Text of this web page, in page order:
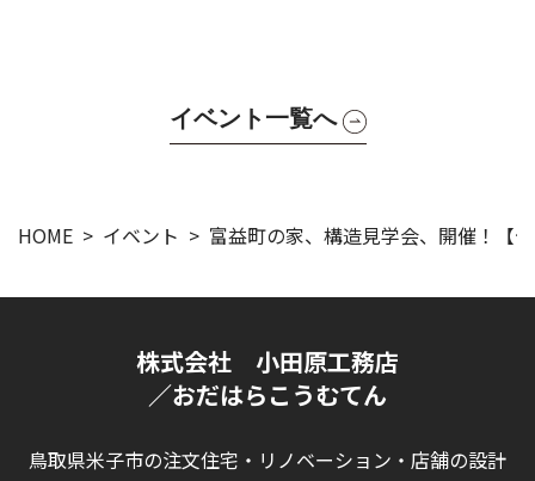
イベント一覧へ
HOME イベント 富益町の家、構造見学会、開催！【
株式会社 小田原工務店
／おだはらこうむてん
鳥取県米子市の注文住宅・リノベーション・店舗の設計